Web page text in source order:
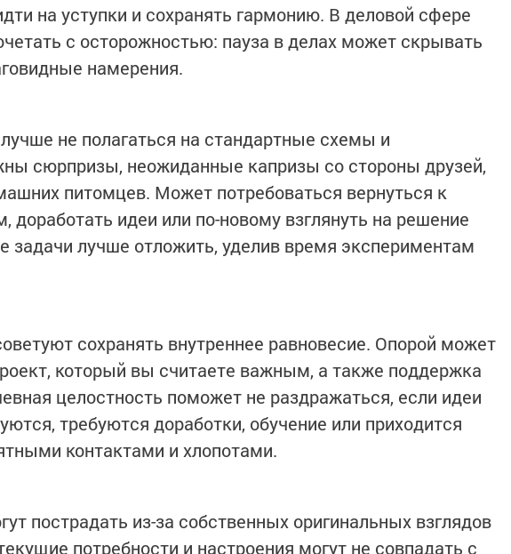
на уступки и сохранять гармонию. В деловой сфере
с осторожностью: пауза в делах может скрывать
намерения.
не полагаться на стандартные схемы и
сюрпризы, неожиданные капризы со стороны друзей,
питомцев. Может потребоваться вернуться к
доработать идеи или по-новому взглянуть на решение
задачи лучше отложить, уделив время экспериментам
сохранять внутреннее равновесие. Опорой может
который вы считаете важным, а также поддержка
целостность поможет не раздражаться, если идеи
требуются доработки, обучение или приходится
контактами и хлопотами.
пострадать из-за собственных оригинальных взглядов
потребности и настроения могут не совпадать с